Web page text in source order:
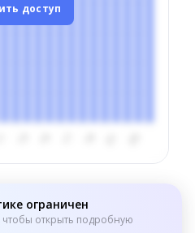
доступ
ограничен
чтобы открыть подробную